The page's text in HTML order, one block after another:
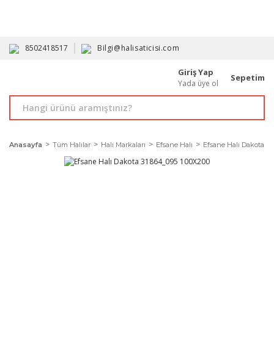
8502418517 Bilgi@halisaticisi.com
Giriş Yap
Yada üye ol
Sepetim
Anasayfa Tüm Halılar Halı Markaları Efsane Halı Efsane Halı Dakota